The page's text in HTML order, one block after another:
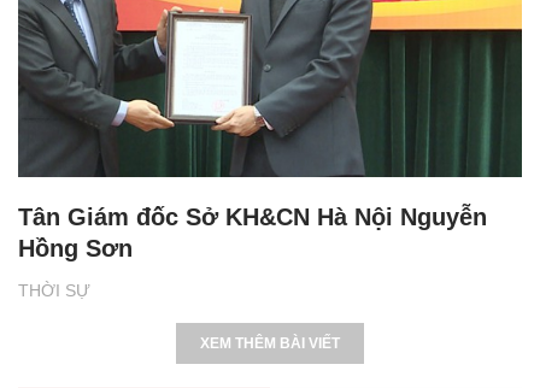
THỜI SỰ
Tân Giám đốc Sở KH&CN Hà Nội Nguyễn
Hồng Sơn
XEM THÊM BÀI VIẾT